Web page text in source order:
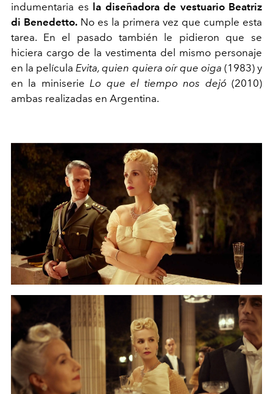
indumentaria es la diseñadora de vestuario Beatriz
di Benedetto. No es la primera vez que cumple esta
tarea. En el pasado también le pidieron que se
hiciera cargo de la vestimenta del mismo personaje
en la películaEvita, quien quiera oír que oiga (1983) y
en la miniserieLo que el tiempo nos dejó (2010)
ambas realizadas en Argentina.